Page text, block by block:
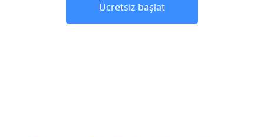
Ücretsiz başlat